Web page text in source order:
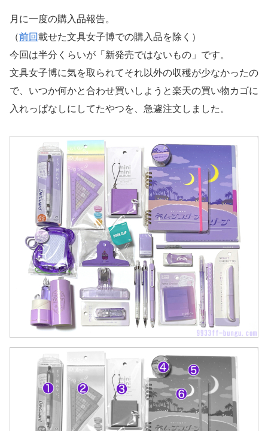
月に一度の購入品報告。
（前回載せた文具女子博での購入品を除く）
今回は半分くらいが「新発売ではないもの」です。
文具女子博に気を取られてそれ以外の収穫が少なかったの
で、いつか何かと合わせ買いしようと楽天の買い物カゴに
入れっぱなしにしてたやつを、急遽注文しました。